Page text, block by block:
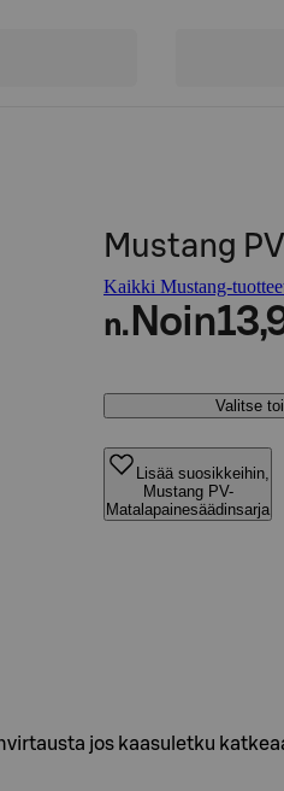
Mustang
Kaikki Mustang-
n. Noin
Valitse
Lisää suosikkeihin,
Mustang PV-
Matalapainesäädinsarja
jos kaasuletku